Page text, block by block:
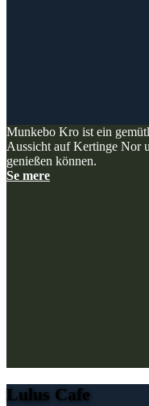
Munkebo Kro ist ein
Aussicht auf Kertinge Nor
genießen können.
Se mere
Lulus Cafe